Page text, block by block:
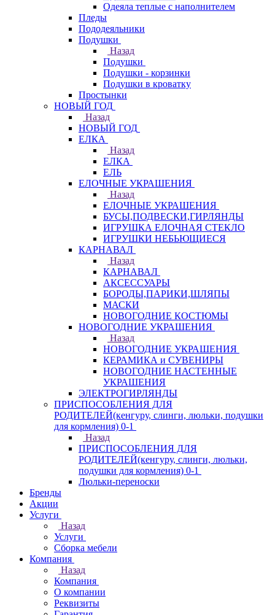
Одеяла теплые с наполнителем
Пледы
Пододеяльники
Подушки
Назад
Подушки
Подушки - корзинки
Подушки в кроватку
Простынки
НОВЫЙ ГОД
Назад
НОВЫЙ ГОД
ЕЛКА
Назад
ЕЛКА
ЕЛЬ
ЕЛОЧНЫЕ УКРАШЕНИЯ
Назад
ЕЛОЧНЫЕ УКРАШЕНИЯ
БУСЫ,ПОДВЕСКИ,ГИРЛЯНДЫ
ИГРУШКА ЕЛОЧНАЯ СТЕКЛО
ИГРУШКИ НЕБЬЮЩИЕСЯ
КАРНАВАЛ
Назад
КАРНАВАЛ
АКСЕССУАРЫ
БОРОДЫ,ПАРИКИ,ШЛЯПЫ
МАСКИ
НОВОГОДНИЕ КОСТЮМЫ
НОВОГОДНИЕ УКРАШЕНИЯ
Назад
НОВОГОДНИЕ УКРАШЕНИЯ
КЕРАМИКА и СУВЕНИРЫ
НОВОГОДНИЕ НАСТЕННЫЕ
УКРАШЕНИЯ
ЭЛЕКТРОГИРЛЯНДЫ
ПРИСПОСОБЛЕНИЯ ДЛЯ
РОДИТЕЛЕЙ(кенгуру, слинги, люльки, подушки
для кормления) 0-1
Назад
ПРИСПОСОБЛЕНИЯ ДЛЯ
РОДИТЕЛЕЙ(кенгуру, слинги, люльки,
подушки для кормления) 0-1
Люльки-переноски
Бренды
Акции
Услуги
Назад
Услуги
Сборка мебели
Компания
Назад
Компания
О компании
Реквизиты